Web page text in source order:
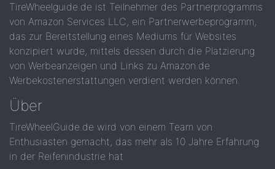
TireWheelguide.de ist Teilnehmer des Partnerprogramms
von Amazon Services LLC, ein Partnerwerbeprogramm,
das zur Bereitstellung eines Mediums für Websites
konzipiert wurde, mittels dessen durch die Platzierung
von Werbeanzeigen und Links zu Amazon.de
Werbekostenerstattungen verdient werden können.
Über
TireWheelGuide.de wird von einem Team von
Enthusiasten gemacht, das mehr als 10 Jahre Erfahrung
in der Reifenindustrie hat